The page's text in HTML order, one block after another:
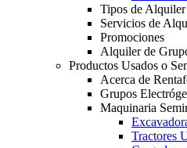
Tipos de Alquiler
Servicios de
Promociones
Alquiler de
Productos Usados o
Acerca de
Grupos
Maquinaria
Tractores